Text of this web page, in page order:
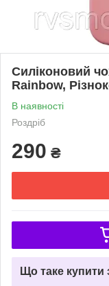
Силіконовий
Rainbow,
В наявності
Роздріб
290 ₴
Що таке купити